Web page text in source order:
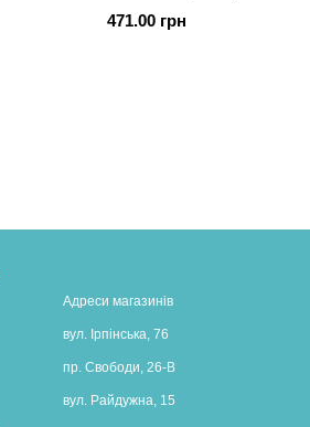
18*9*9см
471.00 грн
Адреси магазинів
вул. Ірпінська, 76
пр. Свободи, 26-В
вул. Райдужна, 15